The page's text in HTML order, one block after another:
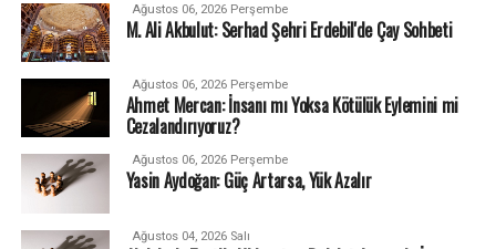
Ağustos 06, 2026 Perşembe
M. Ali Akbulut: Serhad Şehri Erdebil'de Çay Sohbeti
Ağustos 06, 2026 Perşembe
Ahmet Mercan: İnsanı mı Yoksa Kötülük Eylemini mi
Cezalandırıyoruz?
Ağustos 06, 2026 Perşembe
Yasin Aydoğan: Güç Artarsa, Yük Azalır
Ağustos 04, 2026 Salı